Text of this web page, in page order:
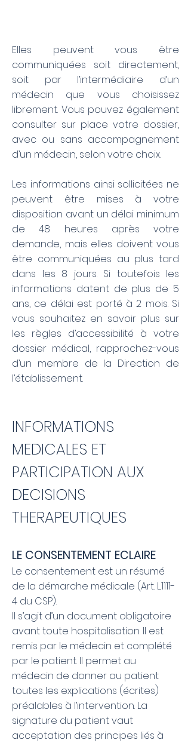
Elles peuvent vous être
communiquées soit directement,
soit par l’intermédiaire d’un
médecin que vous choisissez
librement. Vous pouvez également
consulter sur place votre dossier,
avec ou sans accompagnement
d’un médecin, selon votre choix.
Les informations ainsi sollicitées ne
peuvent être mises à votre
disposition avant un délai minimum
de 48 heures après votre
demande, mais elles doivent vous
être communiquées au plus tard
dans les 8 jours. Si toutefois les
informations datent de plus de 5
ans, ce délai est porté à 2 mois. Si
vous souhaitez en savoir plus sur
les règles d’accessibilité à votre
dossier médical, rapprochez-vous
d’un membre de la Direction de
l’établissement.
INFORMATIONS
MEDICALES ET
PARTICIPATION AUX
DECISIONS
THERAPEUTIQUES
LE CONSENTEMENT ECLAIRE
Le consentement est un résumé
de la démarche médicale (Art. L.1111-
4 du CSP).
Il s’agit d’un document obligatoire
avant toute hospitalisation. Il est
remis par le médecin et complété
par le patient. Il permet au
médecin de donner au patient
toutes les explications (écrites)
préalables à l’intervention. La
signature du patient vaut
acceptation des principes liés à